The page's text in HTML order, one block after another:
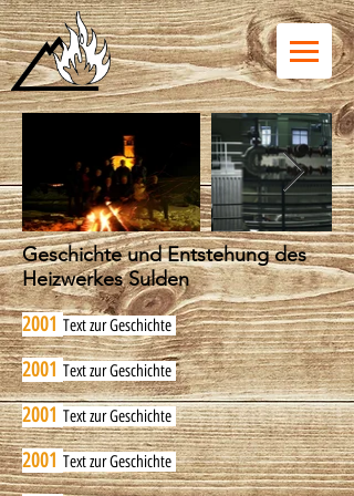
Geschichte und Entstehung des
Heizwerkes Sulden
2001 Text zur Geschichte
2001 Text zur Geschichte
2001 Text zur Geschichte
2001 Text zur Geschichte